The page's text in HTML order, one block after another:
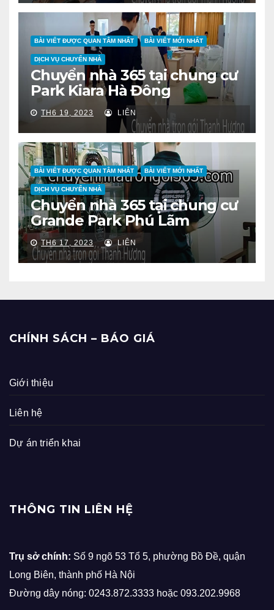
BÀI VIẾT ĐƯỢC QUAN TÂM NHẤT BÀI VIẾT MỚI NHẤT
DỊCH VỤ CHUYỂN NHÀ
Chuyển nhà 365 tại chung cư
Park Kiara Hà Đông
TH6 19, 2023 LIÊN
BÀI VIẾT ĐƯỢC QUAN TÂM NHẤT BÀI VIẾT MỚI NHẤT
DỊCH VỤ CHUYỂN NHÀ
Chuyển nhà 365 tại chung cư
Grande Park Phú Lãm
TH6 17, 2023 LIÊN
CHÍNH SÁCH – BÁO GIÁ
Giới thiệu
Liên hệ
Dự án triển khai
THÔNG TIN LIÊN HỆ
Trụ sở chính: Số 9 ngõ 53 Tổ 5, phường Bồ Đề, quận
Long Biên, thành phố Hà Nội
Đường dây nóng: 0243.872.3333 hoặc 093.202.9968